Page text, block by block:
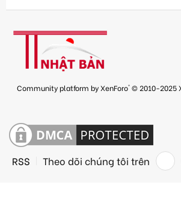
Community platform by XenForo® © 2010-2025
RSS Theo dõi chúng tôi trên